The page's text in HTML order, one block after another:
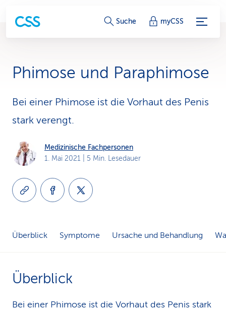
S
r
i
e
-
Suche myCSS
Phimose und Paraphimose
Bei einer Phimose ist die Vorhaut des Penis
stark verengt.
Medizinische Fachpersonen
1. Mai 2021 | 5 Min. Lesedauer
Überblick Symptome Ursache und Behandlung
Überblick
Bei einer Phimose ist die Vorhaut des Penis stark